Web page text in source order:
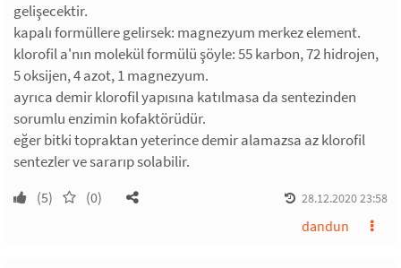
gelişecektir.
kapalı formüllere gelirsek: magnezyum merkez element.
klorofil a'nın molekül formülü şöyle: 55 karbon, 72 hidrojen,
5 oksijen, 4 azot, 1 magnezyum.
ayrıca demir klorofil yapısına katılmasa da sentezinden
sorumlu enzimin kofaktörüdür.
eğer bitki topraktan yeterince demir alamazsa az klorofil
sentezler ve sararıp solabilir.
(5) (0) 28.12.2020 23:58
dandun